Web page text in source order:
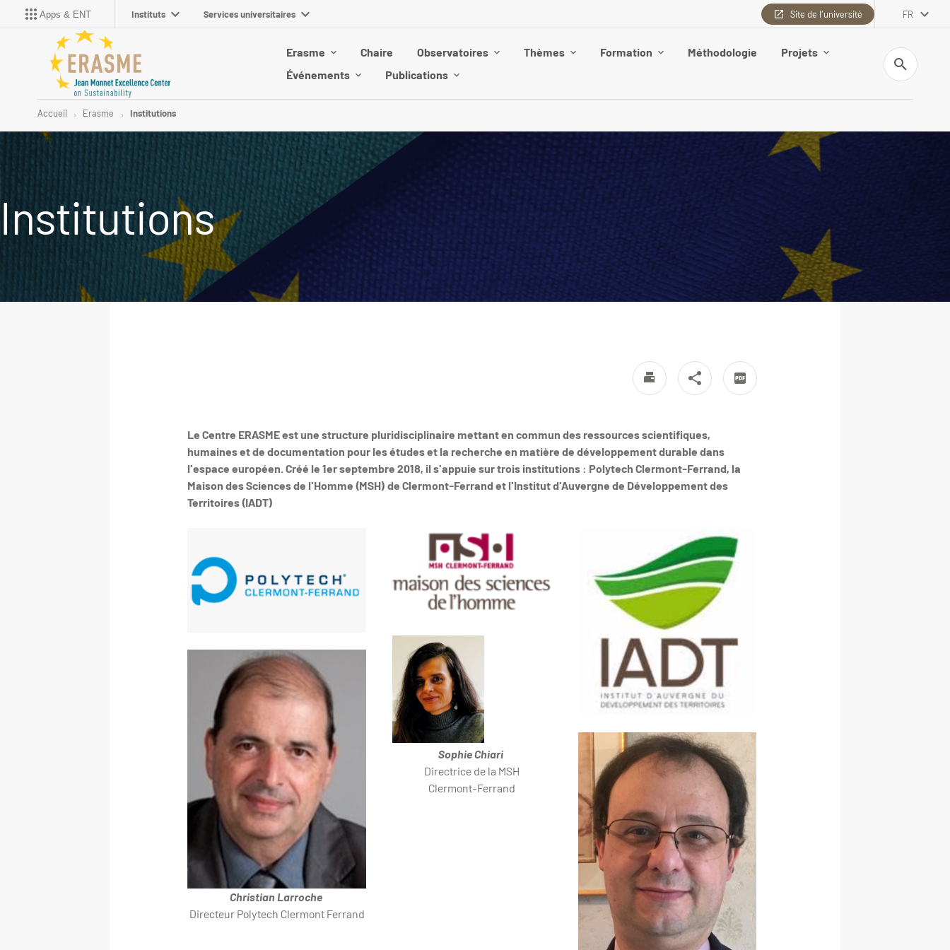
Apps & ENT Instituts Services universitaires Site de l'université FR
Erasme Chaire Observatoires Thèmes Formation Méthodologie
Projets
Événements
Publications
Recherche
Accueil Erasme Institutions
Institutions
Le Centre ERASME est une structure pluridisciplinaire mettant en commun des ressources scientifiques,
humaines et de documentation pour les études et la recherche en matière de développement durable dans
l'espace européen. Créé le 1er septembre 2018, il s'appuie sur trois institutions : Polytech Clermont-Ferrand, la
Maison des Sciences de l'Homme (MSH) de Clermont-Ferrand et l'Institut d'Auvergne de Développement des
Territoires (IADT)
Christian Larroche
Directeur Polytech Clermont Ferrand
Sophie Chiari
Directrice de la MSH
Clermont-Ferrand